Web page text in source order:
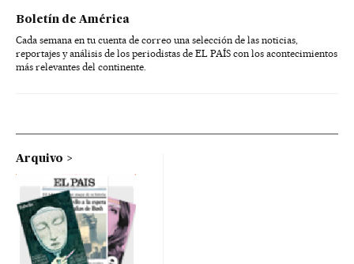
Boletín de América
Cada semana en tu cuenta de correo una selección de las noticias,
reportajes y análisis de los periodistas de EL PAÍS con los acontecimientos
más relevantes del continente.
Arquivo